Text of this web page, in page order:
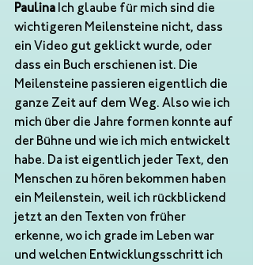
Paulina Ich glaube für mich sind die
wichtigeren Meilensteine nicht, dass
ein Video gut geklickt wurde, oder
dass ein Buch erschienen ist. Die
Meilensteine passieren eigentlich die
ganze Zeit auf dem Weg. Also wie ich
mich über die Jahre formen konnte auf
der Bühne und wie ich mich entwickelt
habe. Da ist eigentlich jeder Text, den
Menschen zu hören bekommen haben
ein Meilenstein, weil ich rückblickend
jetzt an den Texten von früher
erkenne, wo ich grade im Leben war
und welchen Entwicklungsschritt ich